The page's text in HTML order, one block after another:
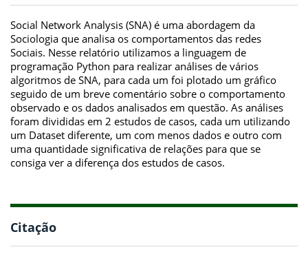
Social Network Analysis (SNA) é uma abordagem da
Sociologia que analisa os comportamentos das redes
Sociais. Nesse relatório utilizamos a linguagem de
programação Python para realizar análises de vários
algoritmos de SNA, para cada um foi plotado um gráfico
seguido de um breve comentário sobre o comportamento
observado e os dados analisados em questão. As análises
foram divididas em 2 estudos de casos, cada um utilizando
um Dataset diferente, um com menos dados e outro com
uma quantidade significativa de relações para que se
consiga ver a diferença dos estudos de casos.
Citação